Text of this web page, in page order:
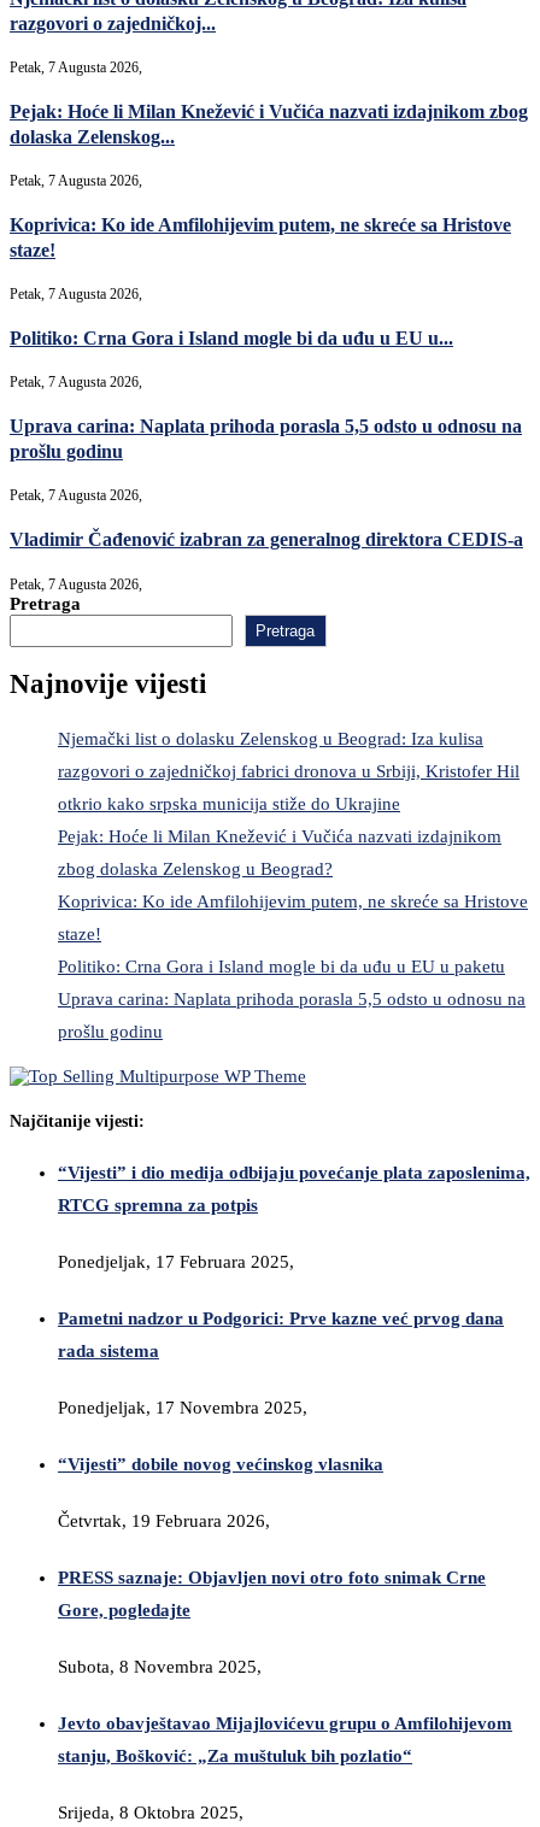
razgovori o zajedničkoj...
Petak, 7 Augusta 2026,
Pejak: Hoće li Milan Knežević i Vučića nazvati izdajnikom zbog
dolaska Zelenskog...
Petak, 7 Augusta 2026,
Koprivica: Ko ide Amfilohijevim putem, ne skreće sa Hristove
staze!
Petak, 7 Augusta 2026,
Politiko: Crna Gora i Island mogle bi da uđu u EU u...
Petak, 7 Augusta 2026,
Uprava carina: Naplata prihoda porasla 5,5 odsto u odnosu na
prošlu godinu
Petak, 7 Augusta 2026,
Vladimir Čađenović izabran za generalnog direktora CEDIS-a
Petak, 7 Augusta 2026,
Pretraga
Pretraga
Najnovije vijesti
Njemački list o dolasku Zelenskog u Beograd: Iza kulisa
razgovori o zajedničkoj fabrici dronova u Srbiji, Kristofer Hil
otkrio kako srpska municija stiže do Ukrajine
Pejak: Hoće li Milan Knežević i Vučića nazvati izdajnikom
zbog dolaska Zelenskog u Beograd?
Koprivica: Ko ide Amfilohijevim putem, ne skreće sa Hristove
staze!
Politiko: Crna Gora i Island mogle bi da uđu u EU u paketu
Uprava carina: Naplata prihoda porasla 5,5 odsto u odnosu na
prošlu godinu
Najčitanije vijesti:
“Vijesti” i dio medija odbijaju povećanje plata zaposlenima,
RTCG spremna za potpis
Ponedjeljak, 17 Februara 2025,
Pametni nadzor u Podgorici: Prve kazne već prvog dana
rada sistema
Ponedjeljak, 17 Novembra 2025,
“Vijesti” dobile novog većinskog vlasnika
Četvrtak, 19 Februara 2026,
PRESS saznaje: Objavljen novi otro foto snimak Crne
Gore, pogledajte
Subota, 8 Novembra 2025,
Jevto obavještavao Mijajlovićevu grupu o Amfilohijevom
stanju, Bošković: „Za muštuluk bih pozlatio“
Srijeda, 8 Oktobra 2025,